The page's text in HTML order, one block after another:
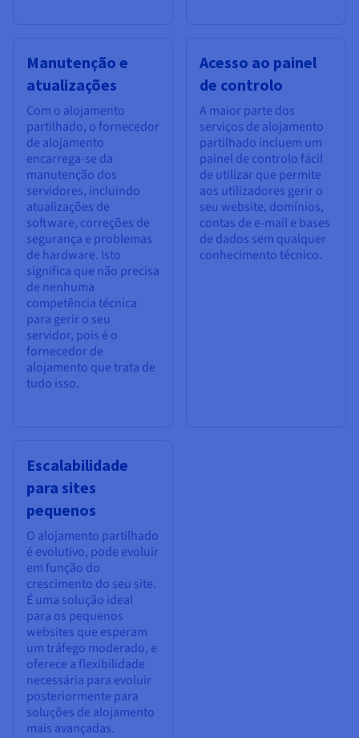
Manutenção e
atualizações
Com o alojamento
partilhado, o fornecedor
de alojamento
encarrega-se da
manutenção dos
servidores, incluindo
atualizações de
software, correções de
segurança e problemas
de hardware. Isto
significa que não precisa
de nenhuma
competência técnica
para gerir o seu
servidor, pois é o
fornecedor de
alojamento que trata de
tudo isso.
Acesso ao painel
de controlo
A maior parte dos
serviços de alojamento
partilhado incluem um
painel de controlo fácil
de utilizar que permite
aos utilizadores gerir o
seu website, domínios,
contas de e-mail e bases
de dados sem qualquer
conhecimento técnico.
Escalabilidade
para sites
pequenos
O alojamento partilhado
é evolutivo, pode evoluir
em função do
crescimento do seu site.
É uma solução ideal
para os pequenos
websites que esperam
um tráfego moderado, e
oferece a flexibilidade
necessária para evoluir
posteriormente para
soluções de alojamento
mais avançadas.